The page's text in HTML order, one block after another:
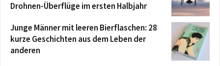
Drohnen-Überflüge im ersten Halbjahr
Junge Männer mit leeren Bierflaschen: 28
kurze Geschichten aus dem Leben der
anderen